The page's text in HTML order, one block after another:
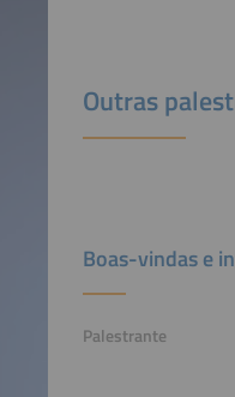
Outras
Boas-vindas e
Palestrante